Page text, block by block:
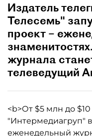
Издатель
Телесемь"
проект –
журнала
телеведущий
<b>От $5 млн до
"Интермедиагруп"
еженедельный